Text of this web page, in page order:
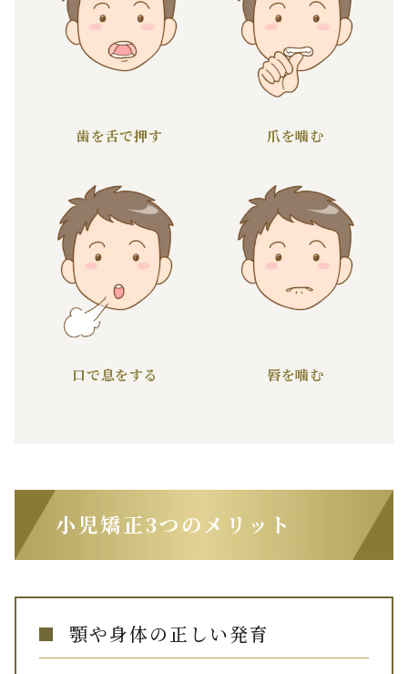
歯を舌で押す 爪を噛む
口で息をする 唇を噛む
小児矯正3つのメリット
顎や身体の正しい発育